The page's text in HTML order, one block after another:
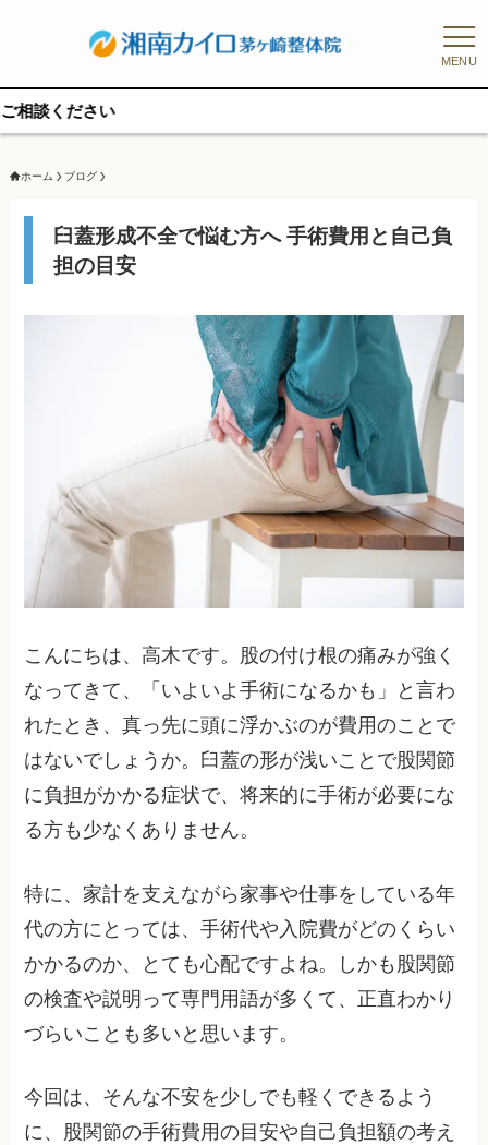
MENU
ホーム ブログ
臼蓋形成不全で悩む方へ 手術費用と自己負
担の目安
こんにちは、高木です。股の付け根の痛みが強く
なってきて、「いよいよ手術になるかも」と言わ
れたとき、真っ先に頭に浮かぶのが費用のことで
はないでしょうか。臼蓋の形が浅いことで股関節
に負担がかかる症状で、将来的に手術が必要にな
る方も少なくありません。
特に、家計を支えながら家事や仕事をしている年
代の方にとっては、手術代や入院費がどのくらい
かかるのか、とても心配ですよね。しかも股関節
の検査や説明って専門用語が多くて、正直わかり
づらいことも多いと思います。
今回は、そんな不安を少しでも軽くできるよう
に、股関節の手術費用の目安や自己負担額の考え